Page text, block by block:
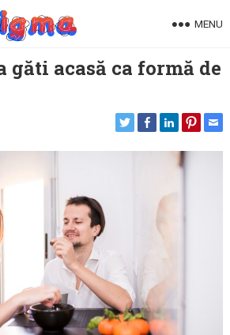
MENU
găti acasă ca formă de